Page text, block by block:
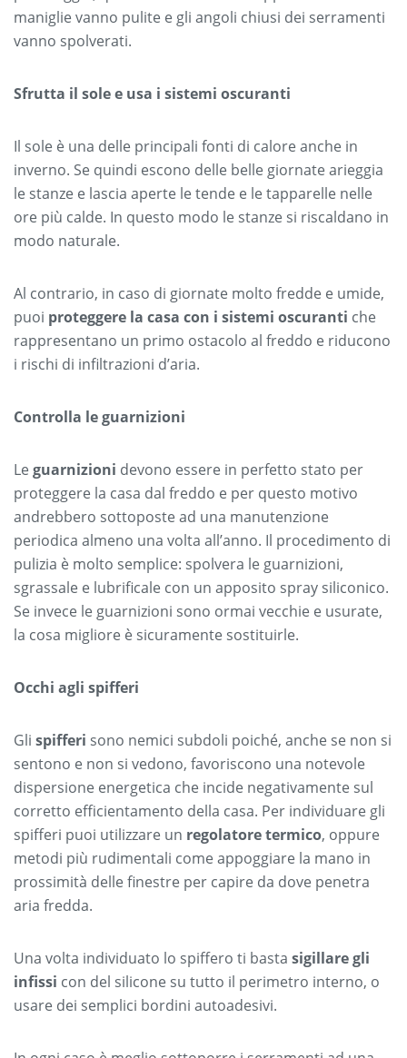
maniglie vanno pulite e gli angoli chiusi dei serramenti
vanno spolverati.
Sfrutta il sole e usa i sistemi oscuranti
Il sole è una delle principali fonti di calore anche in
inverno. Se quindi escono delle belle giornate arieggia
le stanze e lascia aperte le tende e le tapparelle nelle
ore più calde. In questo modo le stanze si riscaldano in
modo naturale.
Al contrario, in caso di giornate molto fredde e umide,
puoi proteggere la casa con i sistemi oscuranti che
rappresentano un primo ostacolo al freddo e riducono
i rischi di infiltrazioni d’aria.
Controlla le guarnizioni
Le guarnizioni devono essere in perfetto stato per
proteggere la casa dal freddo e per questo motivo
andrebbero sottoposte ad una manutenzione
periodica almeno una volta all’anno. Il procedimento di
pulizia è molto semplice: spolvera le guarnizioni,
sgrassale e lubrificale con un apposito spray siliconico.
Se invece le guarnizioni sono ormai vecchie e usurate,
la cosa migliore è sicuramente sostituirle.
Occhi agli spifferi
Gli spifferi sono nemici subdoli poiché, anche se non si
sentono e non si vedono, favoriscono una notevole
dispersione energetica che incide negativamente sul
corretto efficientamento della casa. Per individuare gli
spifferi puoi utilizzare un regolatore termico, oppure
metodi più rudimentali come appoggiare la mano in
prossimità delle finestre per capire da dove penetra
aria fredda.
Una volta individuato lo spiffero ti basta sigillare gli
infissi con del silicone su tutto il perimetro interno, o
usare dei semplici bordini autoadesivi.